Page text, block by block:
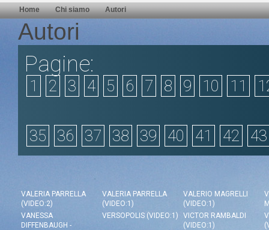
Home Chi siamo Autori
Autori
Pagine:
1 2 3 4 5 6 7 8 9 10 11
35 36 37 38 39 40 41 42 43
VALERIA PARRELLA
(VIDEO:2)
VALERIA PARRELLA
(VIDEO:1)
VALERIO MAGRELLI
(VIDEO:1)
VANESSA
DIFFENBAUGH -
VERSOPOLIS (VIDEO:1)
VICTOR RAMBALDI
(VIDEO:1)